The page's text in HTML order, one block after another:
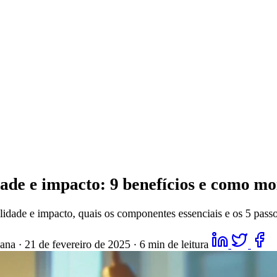
e impacto: 9 benefícios e como
e impacto, quais os componentes essenciais e os 5
· 21 de fevereiro de 2025 · 6 min de leitura